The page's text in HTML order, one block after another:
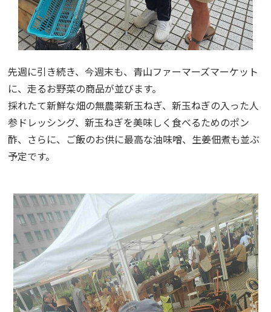
先週に引き続き、今週末も、青山ファーマーズマーケット
に、走るお野菜の商品が並びます。
採れたて新鮮な畑の無農薬新玉ねぎ、新玉ねぎの入った人
参ドレッシング、新玉ねぎを美味しく食べるためのポン
酢、さらに、ご飯のお供に最高な油味噌、生姜佃煮も並ぶ
予定です。